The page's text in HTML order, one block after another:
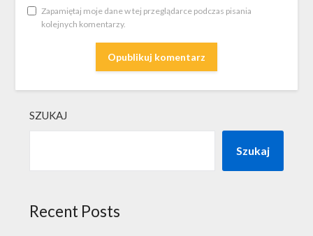
Zapamiętaj moje dane w tej przeglądarce podczas pisania
kolejnych komentarzy.
SZUKAJ
Szukaj
Recent Posts